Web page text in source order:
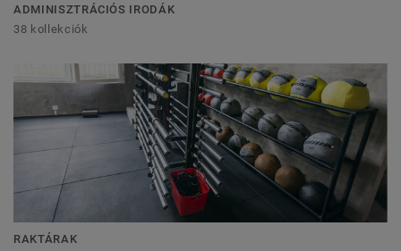
ADMINISZTRÁCIÓS IRODÁK
38 kollekciók
RAKTÁRAK